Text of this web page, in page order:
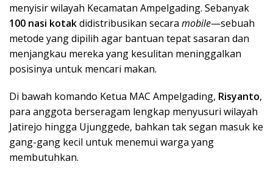
menyisir wilayah Kecamatan Ampelgading. Sebanyak
100 nasi kotakdidistribusikan secara mobile—sebuah
metode yang dipilih agar bantuan tepat sasaran dan
menjangkau mereka yang kesulitan meninggalkan
posisinya untuk mencari makan.
Di bawah komando Ketua MAC Ampelgading, Risyanto,
para anggota berseragam lengkap menyusuri wilayah
Jatirejo hingga Ujunggede, bahkan tak segan masuk ke
gang-gang kecil untuk menemui warga yang
membutuhkan.